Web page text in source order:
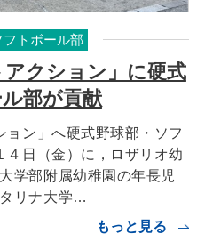
フトボール部
アクション」に硬式
部が貢献
ン」へ硬式野球部・ソフ
４日（金）に，ロザリオ幼
学部附属幼稚園の年長児
リナ大学…
もっと見る